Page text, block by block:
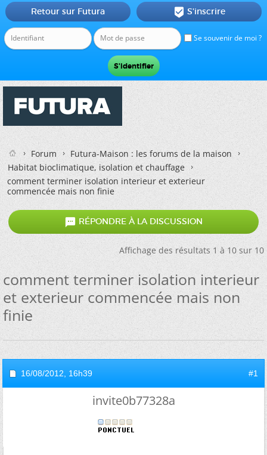
Se souvenir de moi ?
Retour sur Futura  S'inscrire
Forum
Futura-Maison : les forums de la maison
Habitat bioclimatique, isolation et chauffage
comment terminer isolation interieur et exterieur
commencée mais non finie
 RÉPONDRE À LA DISCUSSION
Affichage des résultats 1 à 10 sur 10
comment terminer isolation interieur
et exterieur commencée mais non
finie
16/08/2012, 16h39 #1
invite0b77328a